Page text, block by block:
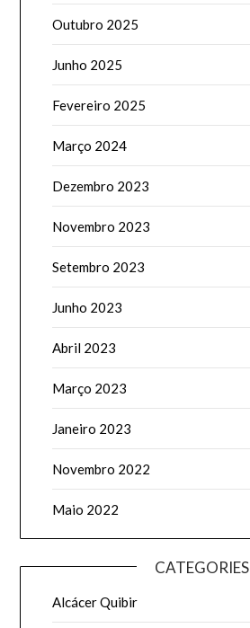
Outubro 2025
Junho 2025
Fevereiro 2025
Março 2024
Dezembro 2023
Novembro 2023
Setembro 2023
Junho 2023
Abril 2023
Março 2023
Janeiro 2023
Novembro 2022
Maio 2022
CATEGORIES
Alcácer Quibir